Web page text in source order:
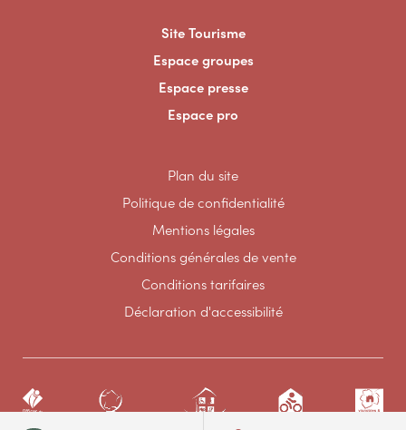
Site Tourisme
Espace groupes
Espace presse
Espace pro
Plan du site
Politique de confidentialité
Mentions légales
Conditions générales de vente
Conditions tarifaires
Déclaration d'accessibilité